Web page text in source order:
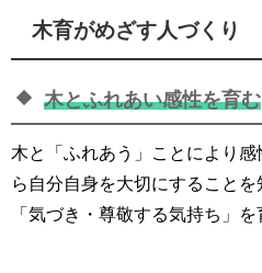
木育がめざす人づくり
木とふれあい感性を育む
木と「ふれあう」ことにより
ら自分自身を大切にすること
「気づき・尊敬する気持ち」を